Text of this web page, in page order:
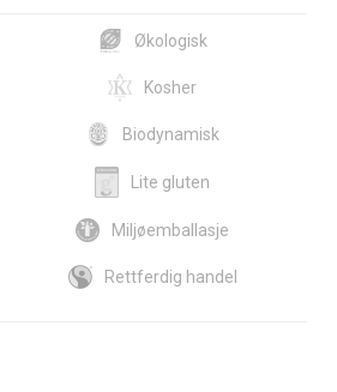
Økologisk
Kosher
Biodynamisk
Lite gluten
Miljøemballasje
Rettferdig handel